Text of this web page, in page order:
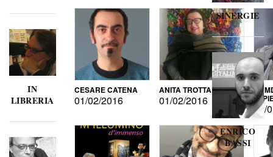
IN
LIBRERIA
CESARE CATENA
01/02/2016
ANITA TROTTA
01/02/2016 DI
15/
SINERGIE
ENRICO
BASSI